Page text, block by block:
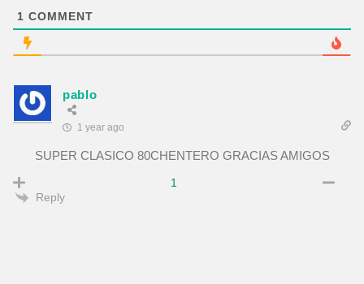
1 COMMENT
pablo
1 year ago
SUPER CLASICO 80CHENTERO GRACIAS AMIGOS
1
Reply